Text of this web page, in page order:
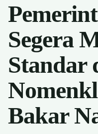
Segera
Standar
Bakar